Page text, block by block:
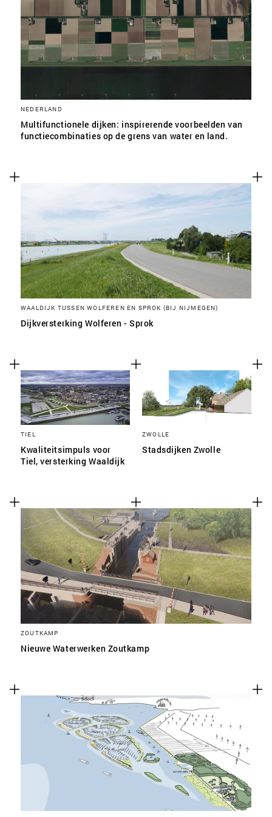
NEDERLAND
Multifunctionele dijken: inspirerende voorbeelden van
functiecombinaties op de grens van water en land.
WAALDIJK TUSSEN WOLFEREN EN SPROK (BIJ NIJMEGEN)
Dijkversterking Wolferen - Sprok
TIEL
Kwaliteitsimpuls voor
Tiel, versterking Waaldijk
ZWOLLE
Stadsdijken Zwolle
ZOUTKAMP
Nieuwe Waterwerken Zoutkamp
SLA VOORKEUREN OP